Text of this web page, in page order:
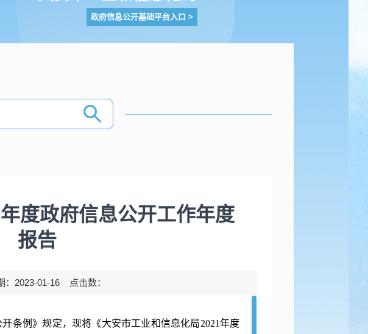
政府信息公开基础平台入口 >
度政府信息公开工作年度
报告
：2023-01-16 点击数：
条例》规定，现将《大安市工业和信息化局2021年度